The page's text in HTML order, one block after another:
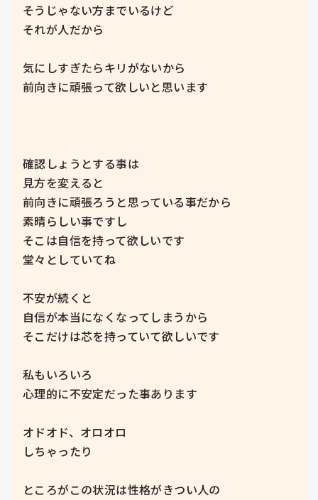
そうじゃない方までいるけど
それが人だから
気にしすぎたらキリがないから
前向きに頑張って欲しいと思います
確認しょうとする事は
見方を変えると
前向きに頑張ろうと思っている事だから
素晴らしい事ですし
そこは自信を持って欲しいです
堂々としていてね
不安が続くと
自信が本当になくなってしまうから
そこだけは芯を持っていて欲しいです
私もいろいろ
心理的に不安定だった事あります
オドオド、オロオロ
しちゃったり
ところがこの状況は性格がきつい人の